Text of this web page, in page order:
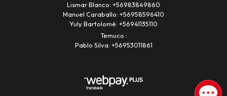
Lismar Blanco: +56983849860
Manuel Caraballo: +56958596410
Yuly Bartolomé: +56941135110
Temuco
Pablo Silva: +56953011861